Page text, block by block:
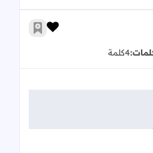
زر الإعجاب
أضف إلى
4كلمة